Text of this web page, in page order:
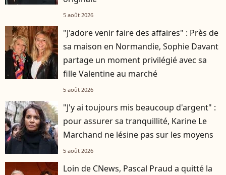
5 août 2026
"J'adore venir faire des affaires" : Près de
sa maison en Normandie, Sophie Davant
partage un moment privilégié avec sa
fille Valentine au marché
5 août 2026
"J'y ai toujours mis beaucoup d'argent" :
pour assurer sa tranquillité, Karine Le
Marchand ne lésine pas sur les moyens
5 août 2026
Loin de CNews, Pascal Praud a quitté la